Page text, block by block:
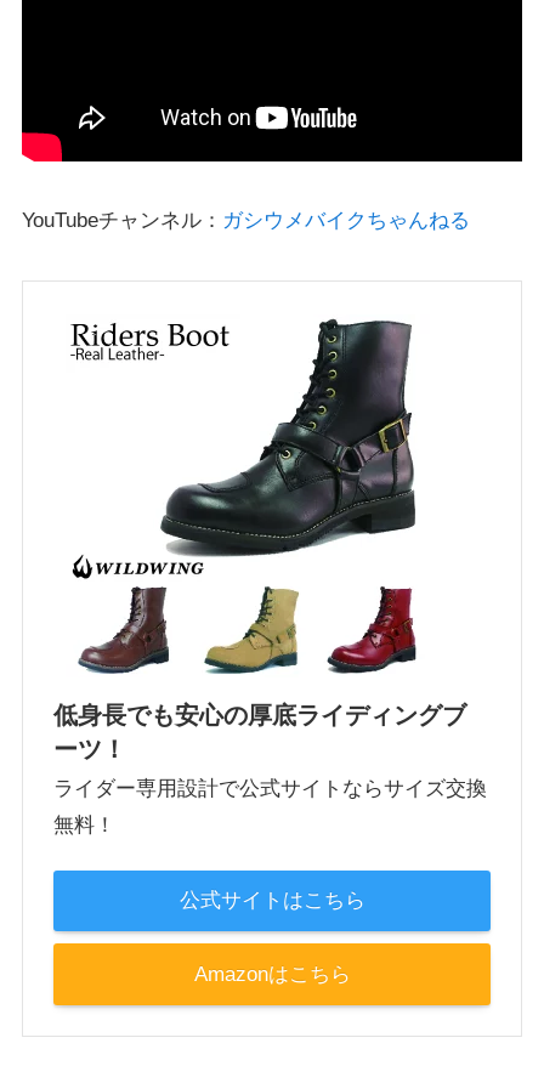
YouTubeチャンネル： ガシウメバイクちゃんねる
低身長でも安心の厚底ライディングブ
ーツ！
ライダー専用設計で公式サイトならサイズ交換
無料！
公式サイトはこちら
Amazonはこちら